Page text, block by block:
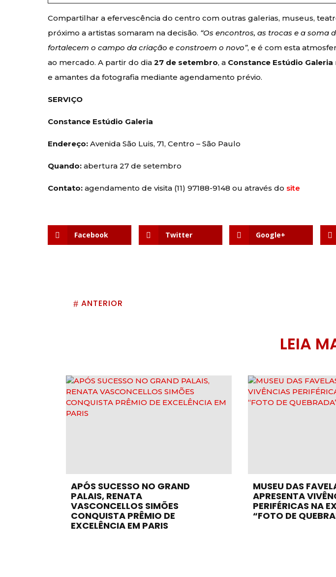
Compartilhar a efervescência do centro com outras galerias, museus,
próximo a artistas somaram na decisão. “Os encontros, as trocas e a soma
fortalecem o campo da criação e constroem o novo”, e é com esta
ao mercado. A partir do dia27 de setembro, a Constance Estúdio Galeria
e amantes da fotografia mediante agendamento prévio.
SERVIÇO
Constance Estúdio Galeria
Endereço: Avenida São Luis, 71, Centro – São Paulo
Quando: abertura 27 de setembro
Contato: agendamento de visita (11) 97188-9148 ou através do site
Facebook Twitter Google+
# ANTERIOR
LEIA
APÓS SUCESSO NO GRAND
PALAIS, RENATA
VASCONCELLOS SIMÕES
CONQUISTA PRÊMIO DE
EXCELÊNCIA EM PARIS
MUSEU DAS
APRESENTA
PERIFÉRICAS NA
“FOTO DE